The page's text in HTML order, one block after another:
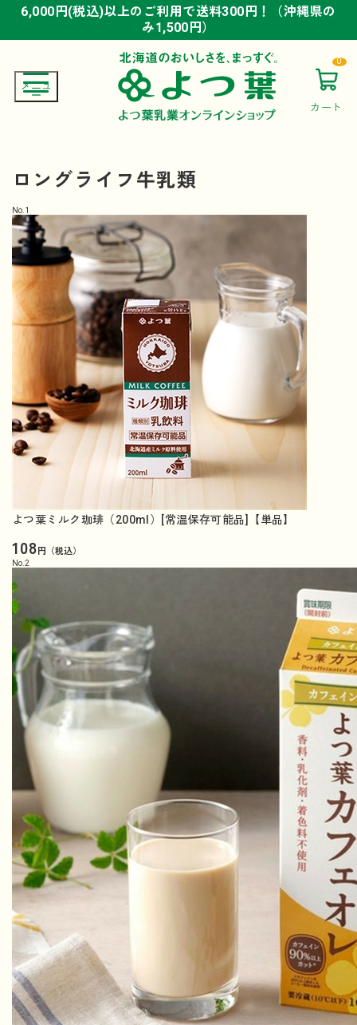
6,000円(税込)以上のご利用で送料300円！（沖縄県の
み1,500円）
6,000円(税込)以上のご利用で送料300円！（沖縄県の
み1,500円）
6,000円(税込)以上のご利用で送料300円！（沖縄県の
み1,500円）
カート
0
ロングライフ牛乳類
No. 1
よつ葉ミルク珈琲（200ml）[常温保存可能品]【単品】
108円（税込）
No. 2